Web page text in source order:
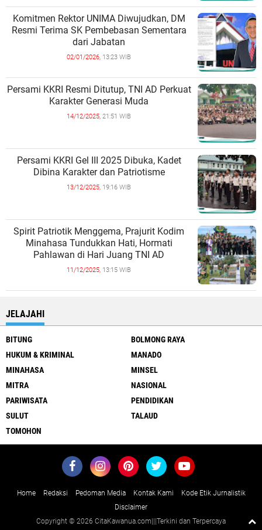
Komitmen Rektor UNIMA Diwujudkan, DM
Resmi Terima SK Pembebasan Sementara
dari Jabatan
02/01/2026, 13:23 WIB
Persami KKRI Resmi Ditutup, TNI AD Perkuat
Karakter Generasi Muda
14/12/2025, 21:51 WIB
Persami KKRI Gel III 2025 Dibuka, Kadet
Dibina Karakter dan Patriotisme
13/12/2025, 19:16 WIB
Spirit Patriotik Menggema, Prajurit Kodim
Minahasa Tundukkan Hati, Hormati
Pahlawan di Hari Juang TNI AD
11/12/2025, 13:15 WIB
JELAJAHI
BITUNG
BOLMONG RAYA
HUKUM & KRIMINAL
MANADO
MINAHASA
MINSEL
MITRA
NASIONAL
PARIWISATA
PENDIDIKAN
SULUT
TALAUD
TOMOHON
Home Redaksi Pedoman Media Kontak Kami
Kode Etik Jurnalistik
Disclaimer
Copyright © 2026 CitaKawanua.com|||Terkini dan Terpercaya